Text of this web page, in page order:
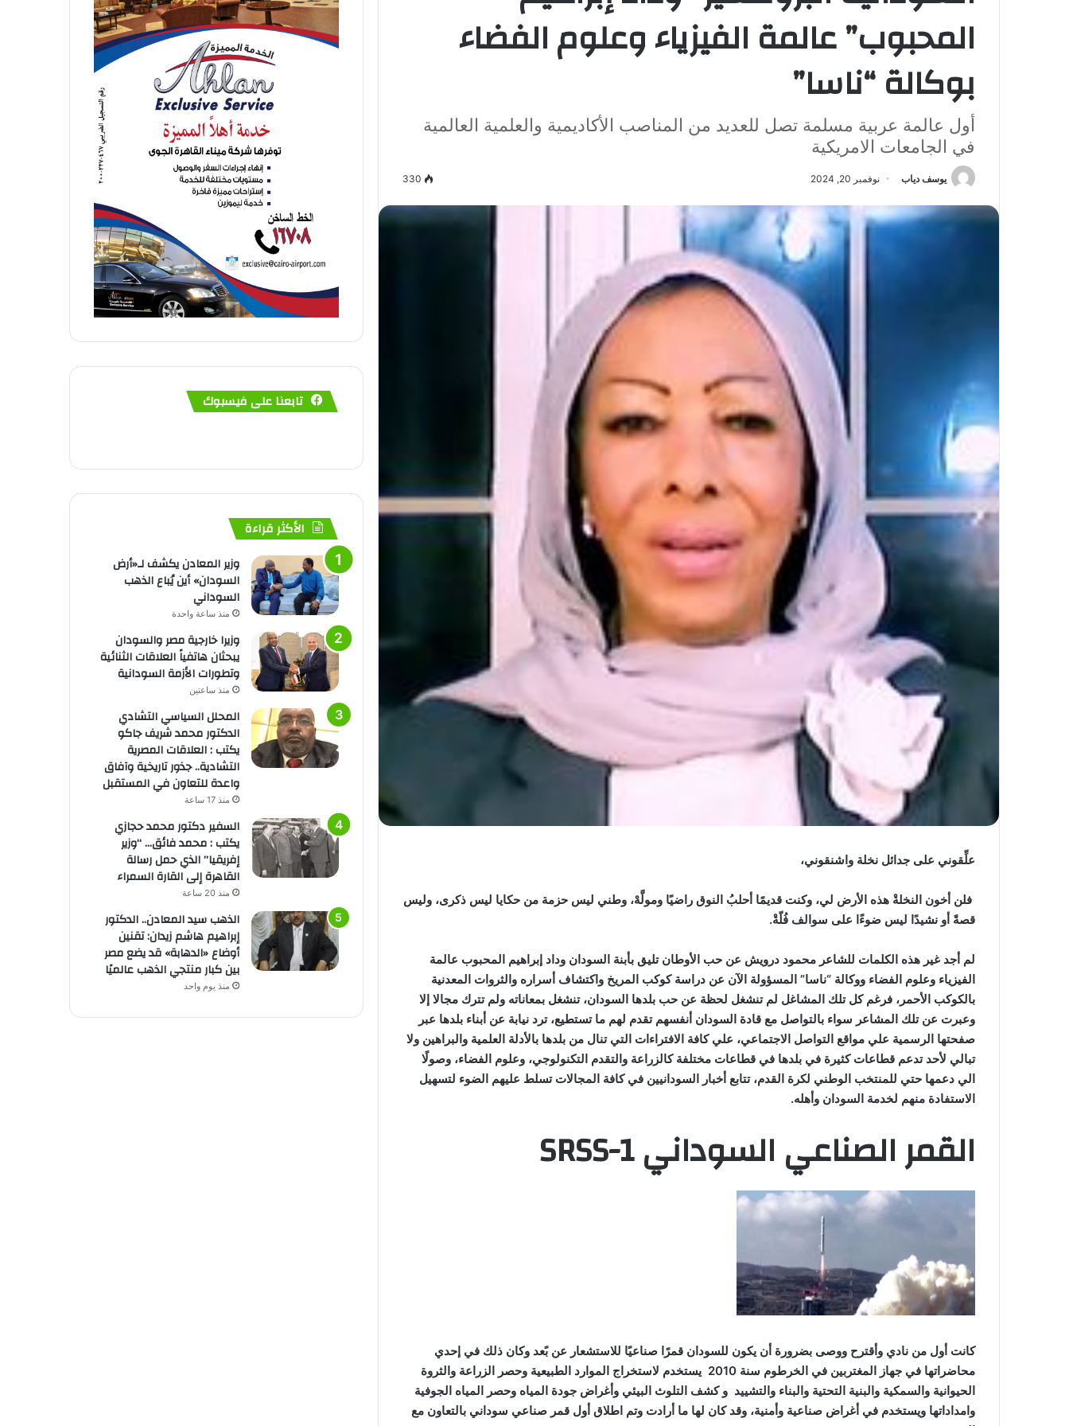
المحبوب” عالمة الفيزياء وعلوم الفضاء
بوكالة “ناسا”
أول عالمة عربية مسلمة تصل للعديد من المناصب الأكاديمية والعلمية العالمية
في الجامعات الامريكية
يوسف دياب نوفمبر 20, 2024 330
علِّقوني على جدائل نخلة واشنقوني،
فلن أخون النخلةْ هذه الأرض لي، وكنت قديمًا أحلبُ النوق راضيًا ومولَّهْ، وطني ليس حزمة من حكايا ليس ذكرى، وليس
قصةً أو نشيدًا ليس ضوءًا على سوالف فُلّةْ.
لم أجد غير هذه الكلمات للشاعر محمود درويش عن حب الأوطان تليق بأبنة السودان وداد إبراهيم المحبوب عالمة
الفيزياء وعلوم الفضاء ووكالة “ناسا” المسؤولة الآن عن دراسة كوكب المريخ واكتشاف أسراره والثروات المعدنية
بالكوكب الأحمر، فرغم كل تلك المشاغل لم تنشغل لحظة عن حب بلدها السودان، تنشغل بمعاناته ولم تترك مجالا إلا
وعبرت عن تلك المشاعر سواء بالتواصل مع قادة السودان أنفسهم تقدم لهم ما تستطيع، ترد نيابة عن أبناء بلدها عبر
صفحتها الرسمية علي مواقع التواصل الاجتماعي، علي كافة الافتراءات التي تنال من بلدها بالأدلة العلمية والبراهين ولا
تبالي لأحد تدعم قطاعات كثيرة في بلدها في قطاعات مختلفة كالزراعة والتقدم التكنولوجي، وعلوم الفضاء، وصولًا
الي دعمها حتي للمنتخب الوطني لكرة القدم، تتابع أخبار السودانيين في كافة المجالات تسلط عليهم الضوء لتسهيل
الاستفادة منهم لخدمة السودان وأهله.
القمر الصناعي السودانيSRSS-1
كانت أول من نادي وأقترح ووصى بضرورة أن يكون للسودان قمرًا صناعيًا للاستشعار عن بًعد وكان ذلك في إحدي
محاضراتها في جهاز المغتربين في الخرطوم سنة 2010 يستخدم لاستخراج الموارد الطبيعية وحصر الزراعة والثروة
الحيوانية والسمكية والبنية التحتية والبناء والتشييد و كشف التلوث البيئي وأغراض جودة المياه وحصر المياه الجوفية
وامداداتها ويستخدم في أغراض صناعية وأمنية، وقد كان لها ما أرادت وتم اطلاق أول قمر صناعي سوداني بالتعاون مع
تابعنا على فيسبوك
الأكثر قراءة
وزير المعادن يكشف لـ«أرض
السودان» أين يُباع الذهب
السوداني
منذ ساعة واحدة
وزيرا خارجية مصر والسودان
يبحثان هاتفياً العلاقات الثنائية
وتطورات الأزمة السودانية
منذ ساعتين
المحلل السياسي التشادي
الدكتور محمد شريف جاكو
يكتب : العلاقات المصرية
التشادية.. جذور تاريخية وآفاق
واعدة للتعاون في المستقبل
منذ 17 ساعة
السفير دكتور محمد حجازي
يكتب : محمد فائق… “وزير
إفريقيا” الذي حمل رسالة
القاهرة إلى القارة السمراء
منذ 20 ساعة
الذهب سيد المعادن.. الدكتور
إبراهيم هاشم زيدان: تقنين
أوضاع «الدهابة» قد يضع مصر
بين كبار منتجي الذهب عالميًا
منذ يوم واحد